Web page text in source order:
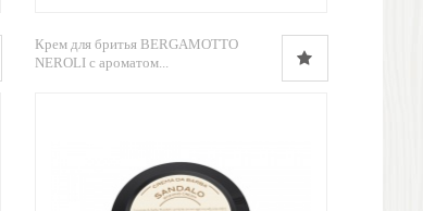
Крем для бритья BERGAMOTTO
NEROLI с ароматом...